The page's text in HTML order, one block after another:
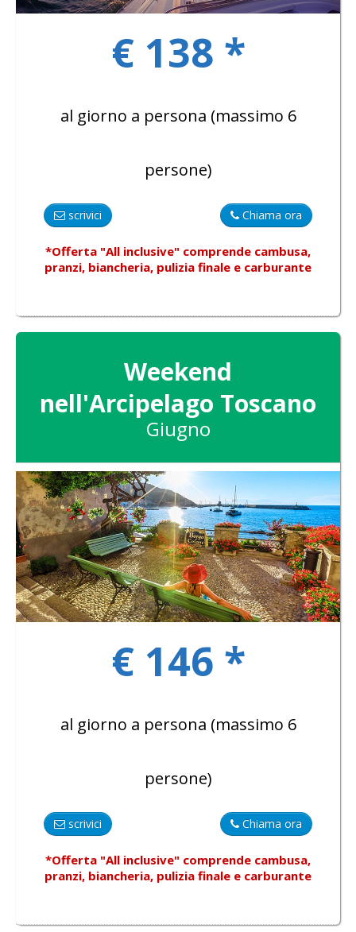
€ 138 *
al giorno a persona (massimo 6
persone)
Chiama ora
scrivici
*Offerta "All inclusive" comprende cambusa,
pranzi, biancheria, pulizia finale e carburante
Weekend
nell'Arcipelago Toscano
Giugno
€ 146 *
al giorno a persona (massimo 6
persone)
Chiama ora
scrivici
*Offerta "All inclusive" comprende cambusa,
pranzi, biancheria, pulizia finale e carburante